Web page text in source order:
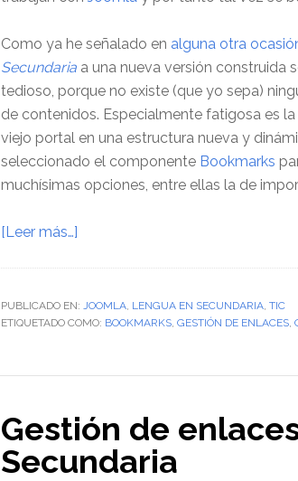
Como ya he señalado en alguna otra
Secundaria a una nueva versión construida
tedioso, porque no existe (que yo sepa)
de contenidos. Especialmente fatigosa es
viejo portal en una estructura nueva y
seleccionado el componente Bookmarks
muchísimas opciones, entre ellas la de
[Leer más…]
de
enlaces
Joomla:
trucos
PUBLICADO EN: JOOMLA, LENGUA EN SECUNDARIA, TIC
ETIQUETADO COMO: BOOKMARKS, GESTIÓN DE ENLACES,
Gestión de
Secundaria